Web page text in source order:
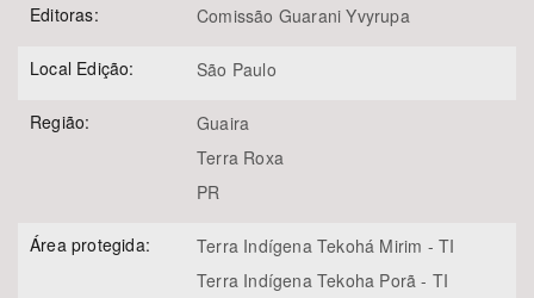
Editoras: Comissão Guarani Yvyrupa
Local Edição: São Paulo
Região:
Guaira
Terra Roxa
PR
Área protegida:
Terra Indígena Tekohá Mirim - TI
Terra Indígena Tekoha Porã - TI